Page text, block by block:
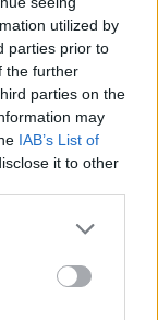
utilized by
parties prior to
the further
parties on the
may
IAB’s List of
it to other
0 - 0%
24 - 63